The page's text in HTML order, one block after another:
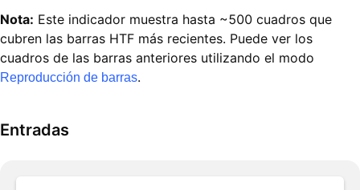
Nota: Este indicador muestra hasta ~500 cuadros que
cubren las barras HTF más recientes. Puede ver los
cuadros de las barras anteriores utilizando el modo
Reproducción de barras.
Entradas